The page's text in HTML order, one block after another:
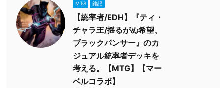
MTG 雑記
【統率者/EDH】『ティ・
チャラ王/揺るがぬ希望、
ブラックパンサー』のカ
ジュアル統率者デッキを
考える。【MTG】【マー
ベルコラボ】